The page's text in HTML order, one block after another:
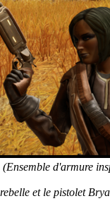
(Ensemble d'armure
et le pistolet